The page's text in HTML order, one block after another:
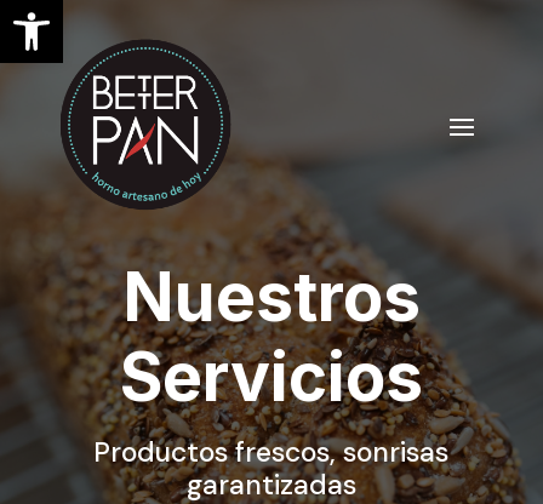
Nuestros
Servicios
Productos frescos, sonrisas
garantizadas